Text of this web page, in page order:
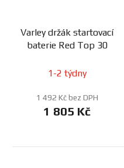
Varley držák startovací
baterie Red Top 30
1-2 týdny
1 492 Kč bez DPH
1 805 Kč